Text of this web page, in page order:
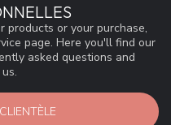
products or your purchase,
page. Here you'll find our
asked questions and